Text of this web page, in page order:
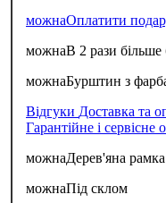
можнаОплатити
можнаВ 2 рази
можнаБурштин з
Відгуки Доставка та
Гарантійне і сервісне
можнаДерев'яна рамка
можнаПід склом